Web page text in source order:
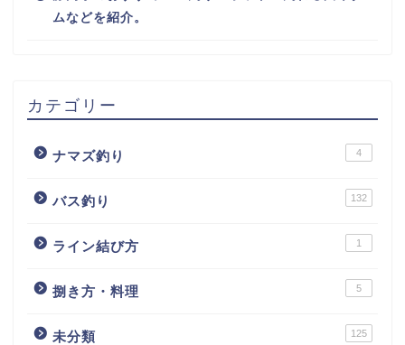
ムなどを紹介。
カテゴリー
ナマズ釣り 4
バス釣り 132
ライン結び方 1
捌き方・料理 5
未分類 125